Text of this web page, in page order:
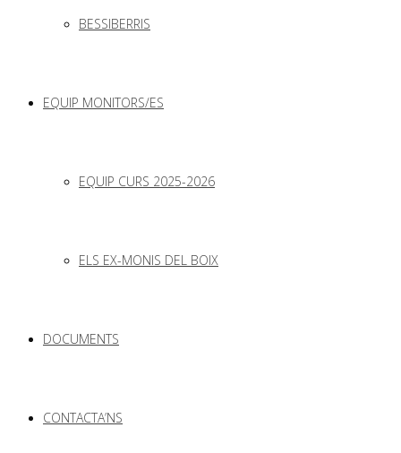
BESSIBERRIS
EQUIP MONITORS/ES
EQUIP CURS 2025-2026
ELS EX-MONIS DEL BOIX
DOCUMENTS
CONTACTA’NS